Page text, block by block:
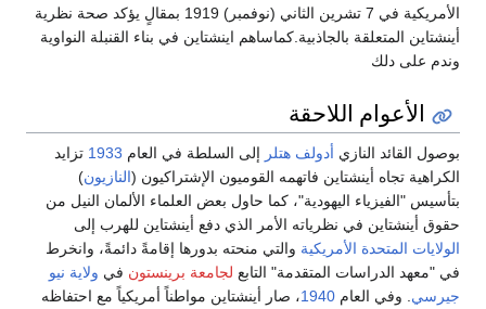
الأمريكية في 7 تشرين الثاني (نوفمبر) 1919 بمقالٍ يؤكد صحة نظرية
أينشتاين المتعلقة بالجاذبية.كماساهم اينشتاين في بناء القنبلة النواوية
وندم على دلك
الأعوام اللاحقة
بوصول القائد النازي أدولف هتلر إلى السلطة في العام 1933 تزايد
الكراهية تجاه أينشتاين فاتهمه القوميون الإشتراكيون (النازيون)
بتأسيس "الفيزياء اليهودية"، كما حاول بعض العلماء الألمان النيل من
حقوق أينشتاين في نظرياته الأمر الذي دفع أينشتاين للهرب إلى
الولايات المتحدة الأمريكية والتي منحته بدورها إقامةً دائمةً، وانخرط
في "معهد الدراسات المتقدمة" التابع لجامعة برينستون في ولاية نيو
جيرسي . وفي العام 1940، صار أينشتاين مواطناً أمريكياً مع احتفاظه